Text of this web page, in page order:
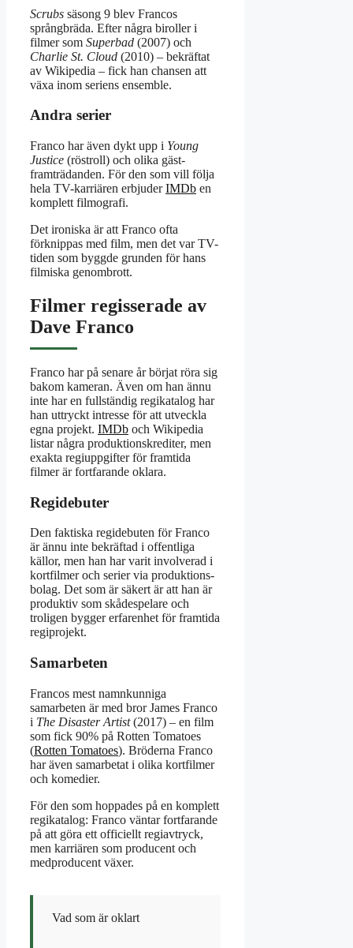
Scrubs säsong 9 blev Francos
språngbräda. Efter några biroller i
filmer som Superbad (2007) och
Charlie St. Cloud (2010) – bekräftat
av Wikipedia – fick han chansen att
växa inom seriens ensemble.
Andra serier
Franco har även dykt upp i Young
Justice (röstroll) och olika gäst­
framträdanden. För den som vill följa
hela TV-karriären erbjuderIMDb en
komplett filmografi.
Det ironiska är att Franco ofta
förknippas med film, men det var TV-
tiden som byggde grunden för hans
filmiska genombrott.
Filmer regisserade av
Dave Franco
Franco har på senare år börjat röra sig
bakom kameran. Även om han ännu
inte har en fullständig regi­katalog har
han uttryckt intresse för att utveckla
egna projekt. IMDb och Wikipedia
listar några produktions­krediter, men
exakta regi­uppgifter för framtida
filmer är fortfarande oklara.
Regidebuter
Den faktiska regidebuten för Franco
är ännu inte bekräftad i offentliga
källor, men han har varit involverad i
kort­filmer och serier via produktions­
bolag. Det som är säkert är att han är
produktiv som skådespelare och
troligen bygger erfarenhet för framtida
regi­projekt.
Samarbeten
Francos mest namnkunniga
samarbeten är med bror James Franco
i The Disaster Artist(2017) – en film
som fick 90% på Rotten Tomatoes
(Rotten Tomatoes). Bröderna Franco
har även samarbetat i olika kort­filmer
och komedier.
För den som hoppades på en komplett
regi­katalog: Franco väntar fortfarande
på att göra ett officiellt regi­avtryck,
men karriären som producent och
med­producent växer.
Vad som är oklart